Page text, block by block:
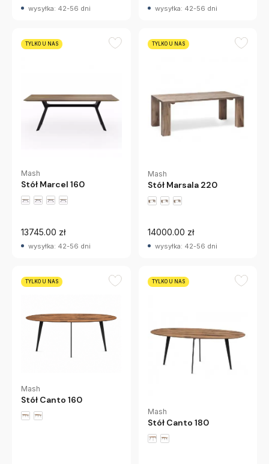
wysyłka: 42-56 dni wysyłka: 42-56 dni
TYLKO U NAS
Mash
Stół Marcel 160
13745.00 zł
wysyłka: 42-56 dni
TYLKO U NAS
Mash
Stół Marsala 220
14000.00 zł
wysyłka: 42-56 dni
TYLKO U NAS
Mash
Stół Canto 160
TYLKO U NAS
Mash
Stół Canto 180